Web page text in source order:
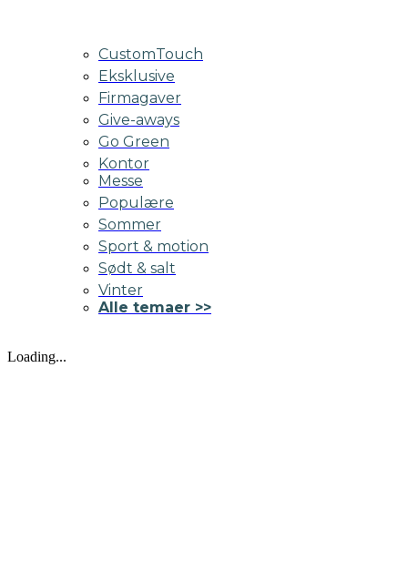
CustomTouch
Eksklusive
Firmagaver
Give-aways
Go Green
Kontor
Messe
Populære
Sommer
Sport & motion
Sødt & salt
Vinter
Alle temaer >>
Loading...